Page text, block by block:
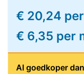
€ 20,24
€ 6,35 per
Al goedkoper